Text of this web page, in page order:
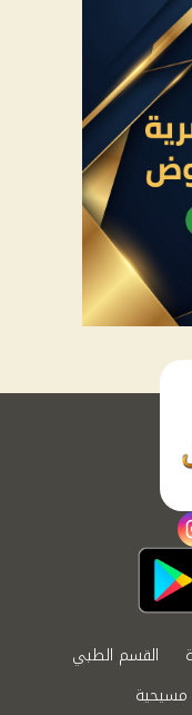
القسم الطبي
مسيحية